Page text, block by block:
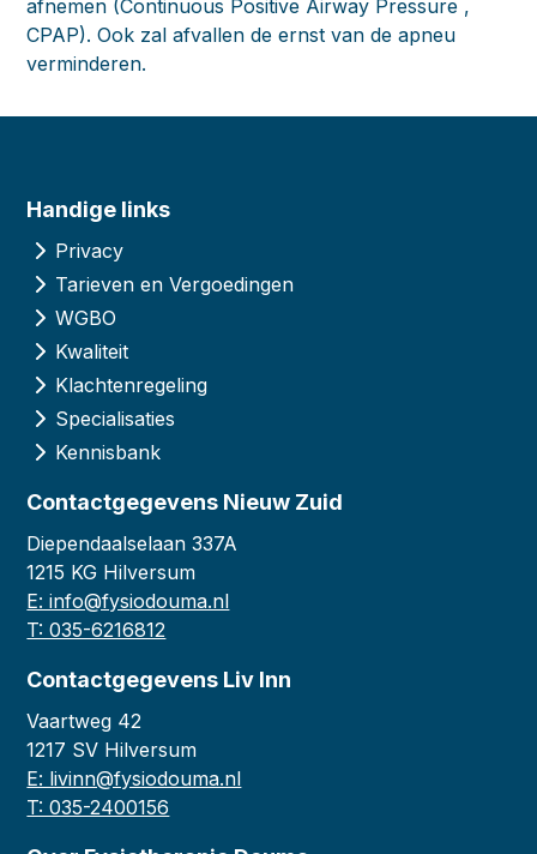
afnemen (Continuous Positive Airway Pressure ,
CPAP). Ook zal afvallen de ernst van de apneu
verminderen.
Handige links
Privacy
Tarieven en Vergoedingen
WGBO
Kwaliteit
Klachtenregeling
Specialisaties
Kennisbank
Contactgegevens Nieuw Zuid
Diependaalselaan 337A
1215 KG Hilversum
E: info@fysiodouma.nl
T: 035-6216812
Contactgegevens Liv Inn
Vaartweg 42
1217 SV Hilversum
E: livinn@fysiodouma.nl
T: 035-2400156